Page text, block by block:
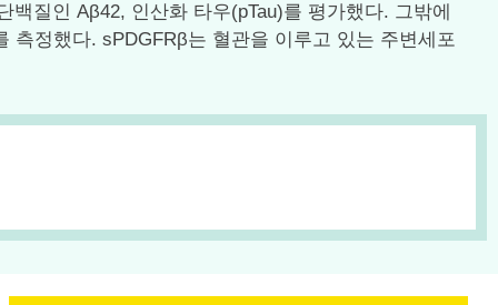
질인 Aβ42, 인산화 타우(pTau)를 평가했다. 그밖에
측정했다. sPDGFRβ는 혈관을 이루고 있는 주변세포